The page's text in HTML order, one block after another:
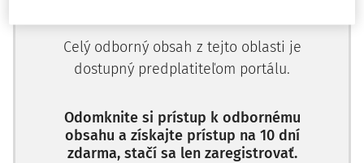
Celý odborný obsah z tejto oblasti je
dostupný predplatiteľom portálu.
Odomknite si prístup k odbornému
obsahu a získajte prístup na 10 dní
zdarma, stačí sa len zaregistrovať.